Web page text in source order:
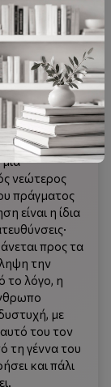
έχεις
αν μια
μου είχα
και να
σημαντικό
επανάληψη
ήταν η
εδίδασκαν
παρόμοια
νεώτερος
πράγματος
είναι η ίδια
προς τα
την
το λόγο, η
με
του τον
τη γέννα του
και πάλι